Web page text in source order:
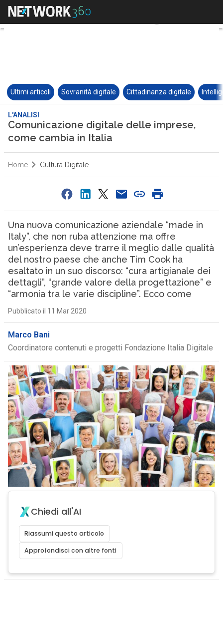
Ultimi articoli Sovranità digitale Cittadinanza digitale
L'ANALISI
Comunicazione digitale delle imprese,
come cambia in Italia
Home Cultura Digitale
Una nuova comunicazione aziendale “made in
Italy”, che non ruba attenzione ma offre
un’esperienza deve trarre il meglio dalle qualità
del nostro paese che anche Tim Cook ha
esaltato in un suo discorso: “cura artigianale dei
dettagli”, “grande valore della progettazione” e
“armonia tra le varie discipline”. Ecco come
Pubblicato il 11 Mar 2020
Marco Bani
Coordinatore contenuti e progetti Fondazione Italia Digitale
Chiedi all'AI
Riassumi questo articolo
Approfondisci con altre fonti